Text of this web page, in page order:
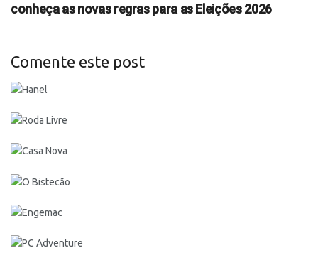
conheça as novas regras para as Eleições 2026
Comente este post